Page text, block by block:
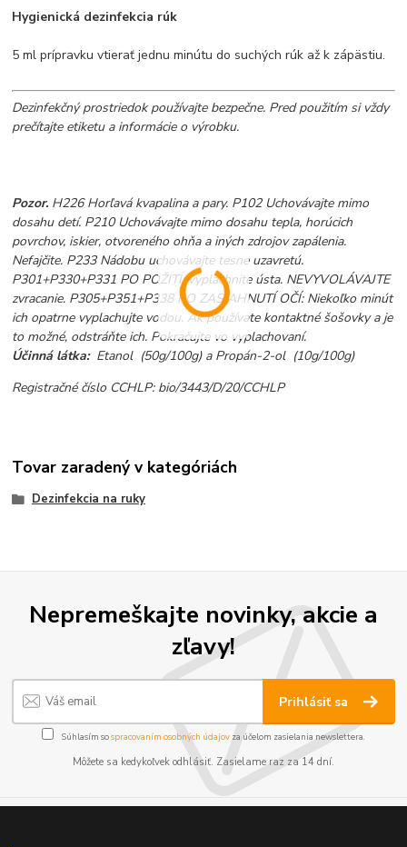
Hygienická dezinfekcia rúk
5 ml prípravku vtierať jednu minútu do suchých rúk až k zápästiu.
Dezinfekčný prostriedok používajte bezpečne. Pred použitím si vždy
prečítajte etiketu a informácie o výrobku.
Pozor. H226 Horľavá kvapalina a pary. P102 Uchovávajte mimo
dosahu detí. P210 Uchovávajte mimo dosahu tepla, horúcich
povrchov, iskier, otvoreného ohňa a iných zdrojov zapálenia.
Nefajčite. P233 Nádobu uchovávajte tesne uzavretú.
P301+P330+P331 PO POŽITÍ: vypláchnite ústa. NEVYVOLÁVAJTE
zvracanie. P305+P351+P338 PO ZASIAHNUTÍ OČÍ: Niekoľko minút
ich opatrne vyplachujte vodou. Ak používate kontaktné šošovky a je
to možné, odstráňte ich. Pokračujte vo vyplachovaní.
Účinná látka: Etanol (50g/100g) a Propán-2-ol (10g/100g)
Registračné číslo CCHLP: bio/3443/D/20/CCHLP
Tovar zaradený v kategóriách
Dezinfekcia na ruky
Nepremeškajte novinky, akcie a
zľavy!
Prihlásiť sa
Súhlasím sospracovaním osobných údajov za účelom zasielania newslettera.
Môžete sa kedykoľvek odhlásiť. Zasielame raz za 14 dní.